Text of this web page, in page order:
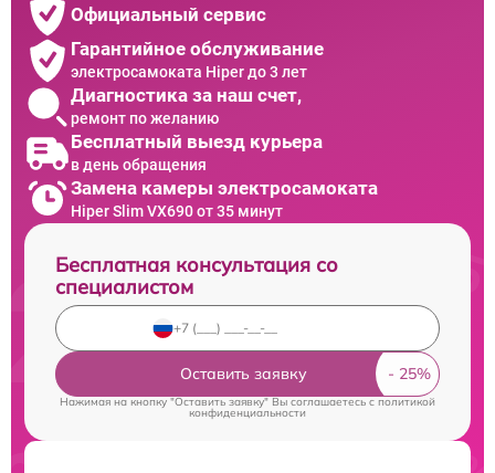
Официальный сервис
Гарантийное обслуживание
электросамоката Hiper до 3 лет
Диагностика за наш счет,
ремонт по желанию
Бесплатный выезд курьера
в день обращения
Замена камеры электросамоката
Hiper Slim VX690 от 35 минут
Бесплатная консультация со
специалистом
Оставить заявку
Нажимая на кнопку "Оставить заявку" Вы соглашаетесь cполитикой
конфиденциальности